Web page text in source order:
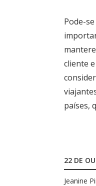
Pode-
cliente
países,
22 DE
Jeanine